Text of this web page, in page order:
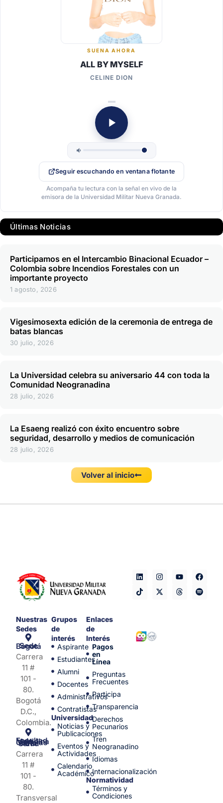
SUENA AHORA
ALL BY MYSELF
CELINE DION
Seguir escuchando en ventana flotante
Acompaña tu lectura con la señal en vivo de la
emisora de la Universidad Militar Nueva Granada.
Últimas Noticias
Participamos en el Intercambio Binacional Ecuador –
Colombia sobre Incendios Forestales con un
importante proyecto
1 agosto, 2026
Vigesimosexta edición de la ceremonia de entrega de
batas blancas
30 julio, 2026
La Universidad celebra su aniversario 44 con toda la
Comunidad Neogranadina
28 julio, 2026
La Esaeng realizó con éxito encuentro sobre
seguridad, desarrollo y medios de comunicación
28 julio, 2026
Volver al inicio
Nuestras
Sedes
Sede Bogotá
Carrera
11 #
101 -
80.
Bogotá
D.C.,
Colombia.
Facultad de Medicina y Ciencias de la Salud
Carrera
11 #
101 -
80.
Transversal
Grupos
de
interés
Aspirante
Estudiantes
Alumni
Docentes
Administrativos
Contratistas
Universidad
Noticias y
Publicaciones
Eventos y
Actividades
Calendario
Académico
Enlaces
de
Interés
Pagos
en
Línea
Preguntas
Frecuentes
Participa
Transparencia
Derechos
Pecunarios
Tren
Neogranadino
Idiomas
Internacionalización
Normatividad
Términos y
Condiciones